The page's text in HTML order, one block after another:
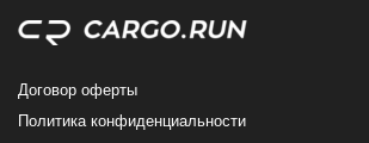
Договор оферты
Политика конфиденциальности